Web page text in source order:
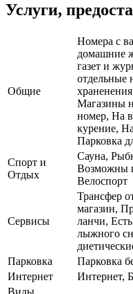
Услуги,
Общие
Номера с
домашние
газет и
отдельные
Магазины
номер, На
курение,
Парковка
Спорт и
Отдых
Сауна,
Возможны
Велоспорт
Сервисы
Трансфер
магазин,
ланчи,
лыжного
Парковка
Парковка
Интернет
Интернет,